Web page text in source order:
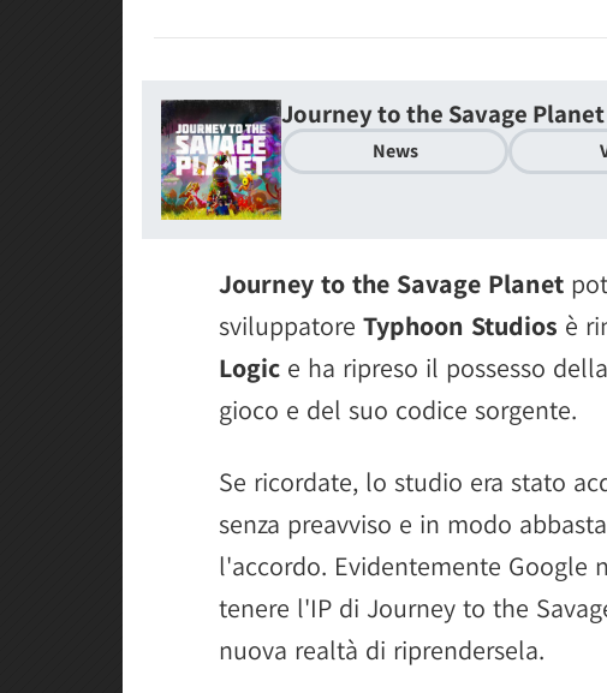
Journey to the Savage Planet
News
Journey to the Savage Planet
sviluppatore Typhoon Studios è
Logic e ha ripreso il possesso
gioco e del suo codice sorgente.
Se ricordate, lo studio era stato
senza preavviso e in modo
l'accordo. Evidentemente Google
tenere l'IP di Journey to the
nuova realtà di riprendersela.